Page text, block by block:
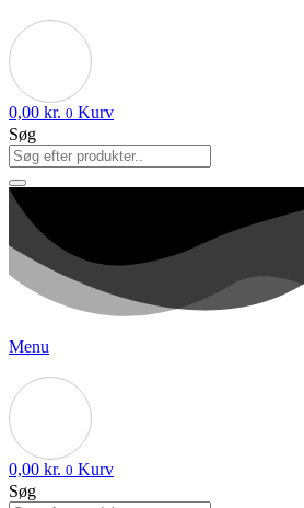
0,00 kr. 0 Kurv
Søg
Menu
0,00 kr. 0 Kurv
Søg